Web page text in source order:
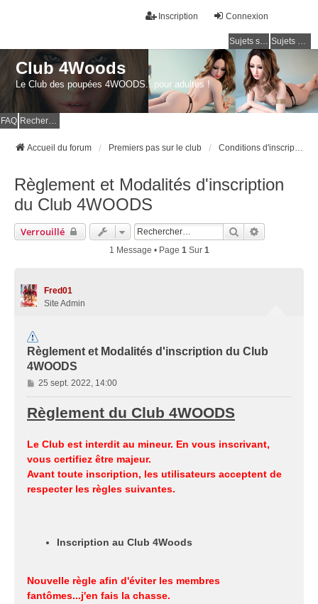
Connexion
Inscription
Sujets sans réponse Sujets actifs
Club 4Woods
Le Club des poupées 4WOODS...pour adultes !
FAQ
Accueil du forum Premiers pas sur le club
Règlement et Modalités d'inscription
du Club 4WOODS
Verrouillé Rechercher
1 Message • Page 1 Sur 1
Fred01
Site Admin
Règlement et Modalités d'inscription du Club
4WOODS
M
e
s
s
g
e
25 sept. 2022, 14:00
Règlement du Club 4WOODS
Le Club est interdit au mineur. En vous inscrivant,
vous certifiez être majeur.
Avant toute inscription, les utilisateurs acceptent de
respecter les règles suivantes.
Inscription au Club 4Woods
Nouvelle règle afin d'éviter les membres
fantômes...j'en fais la chasse.